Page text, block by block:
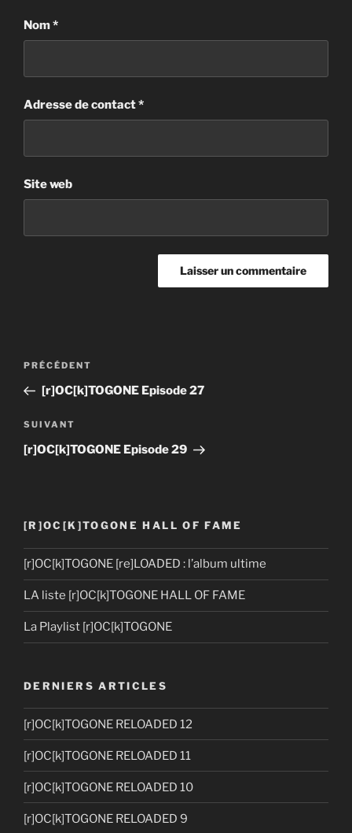
Nom*
Adresse de contact*
Site web
Post
Article
précédent
PRÉCÉDENT
[r]OC[k]TOGONE Episode 27
Article
suivant
SUIVANT
[r]OC[k]TOGONE Episode 29
[R]OC[K]TOGONE HALL OF FAME
[r]OC[k]TOGONE [re]LOADED : l’album ultime
LA liste [r]OC[k]TOGONE HALL OF FAME
La Playlist [r]OC[k]TOGONE
DERNIERS ARTICLES
[r]OC[k]TOGONE RELOADED 12
[r]OC[k]TOGONE RELOADED 11
[r]OC[k]TOGONE RELOADED 10
[r]OC[k]TOGONE RELOADED 9